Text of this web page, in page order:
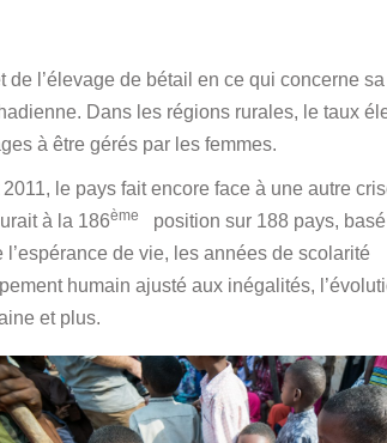
l’élevage de bétail en ce qui concerne sa
Dans les régions rurales, le taux
à être gérés par les femmes.
le pays fait encore face à une autre
à la 186ème
position sur 188 pays,
de vie, les années de scolarité
humain ajusté aux inégalités,
et plus.